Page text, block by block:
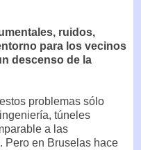
ruidos,
para los vecinos
descenso de la
problemas sólo
túneles
a las
Pero en Bruselas hace